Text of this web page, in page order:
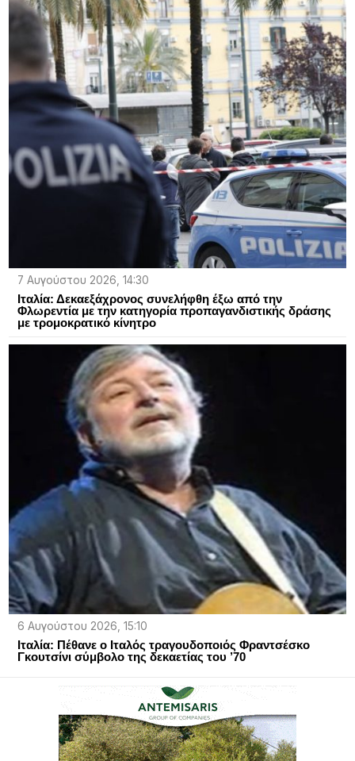
7 Αυγούστου 2026, 14:30
Ιταλία: Δεκαεξάχρονος συνελήφθη έξω από την
Φλωρεντία με την κατηγορία προπαγανδιστικής δράσης
με τρομοκρατικό κίνητρο
6 Αυγούστου 2026, 15:10
Ιταλία: Πέθανε ο Ιταλός τραγουδοποιός Φραντσέσκο
Γκουτσίνι σύμβολο της δεκαετίας του ’70